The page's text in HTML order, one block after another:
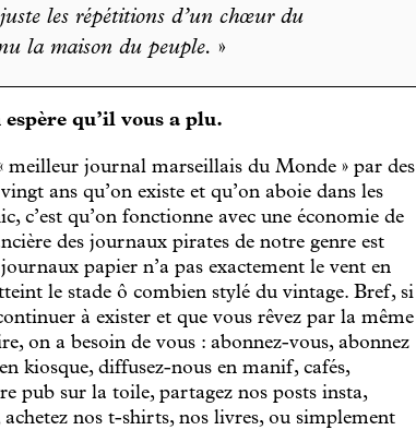
les répétitions d’un chœur du
la maison du peuple. »
qu’il vous a plu.
meilleur journal marseillais du Monde » par des
ans qu’on existe et qu’on aboie dans les
c’est qu’on fonctionne avec une économie de
des journaux pirates de notre genre est
papier n’a pas exactement le vent en
le stade ô combien stylé du vintage. Bref, si
à exister et que vous rêvez par la même
on a besoin de vous : abonnez-vous, abonnez
kiosque, diffusez-nous en manif, cafés,
pub sur la toile, partagez nos posts insta,
nos t-shirts, nos livres, ou simplement